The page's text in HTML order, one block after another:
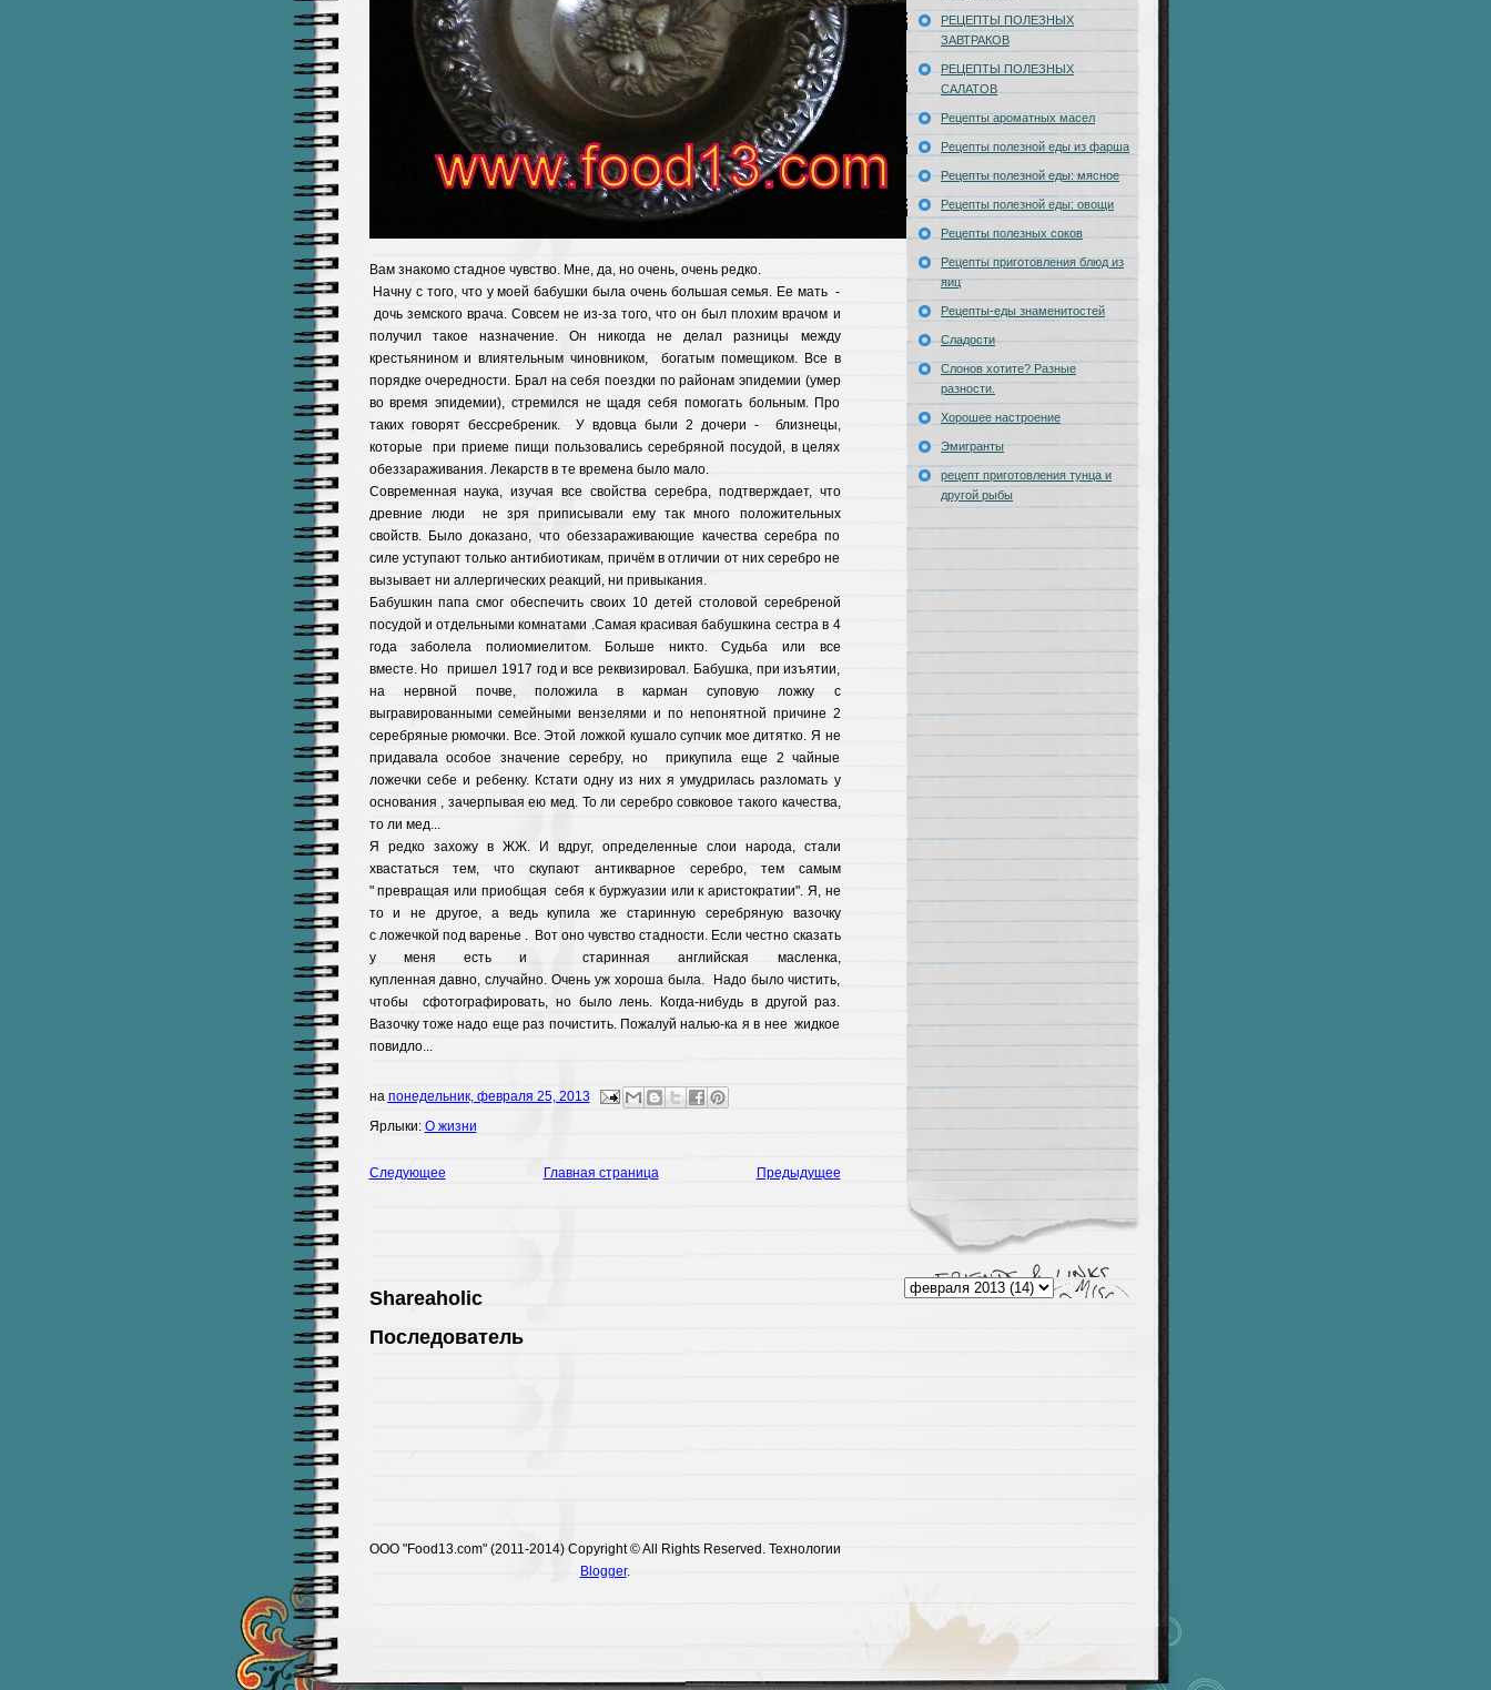
Вам знакомо стадное чувство. Мне, да, но очень, очень редко.
Начну с того, что у моей бабушки была очень большая семья. Ее мать -
дочь земского врача. Совсем не из-за того, что он был плохим врачом и
получил такое назначение. Он никогда не делал разницы между
крестьянином и влиятельным чиновником, богатым помещиком. Все в
порядке очередности. Брал на себя поездки по районам эпидемии (умер
во время эпидемии), стремился не щадя себя помогать больным. Про
таких говорят бессребреник. У вдовца были 2 дочери - близнецы,
которые при приеме пищи пользовались серебряной посудой, в целях
обеззараживания. Лекарств в те времена было мало.
Современная наука, изучая все свойства серебра, подтверждает, что
древние люди не зря приписывали ему так много положительных
свойств. Было доказано, что обеззараживающие качества серебра по
силе уступают только антибиотикам, причём в отличии от них серебро не
вызывает ни аллергических реакций, ни привыкания.
Бабушкин папа смог обеспечить своих 10 детей столовой серебреной
посудой и отдельными комнатами .Самая красивая бабушкина сестра в 4
года заболела полиомиелитом. Больше никто. Судьба или все
вместе. Но пришел 1917 год и все реквизировал. Бабушка, при изъятии,
на нервной почве, положила в карман суповую ложку с
выгравированными семейными вензелями и по непонятной причине 2
серебряные рюмочки. Все. Этой ложкой кушало супчик мое дитятко. Я не
придавала особое значение серебру, но прикупила еще 2 чайные
ложечки себе и ребенку. Кстати одну из них я умудрилась разломать у
основания , зачерпывая ею мед. То ли серебро совковое такого качества,
то ли мед...
Я редко захожу в ЖЖ. И вдруг, определенные слои народа, стали
хвастаться тем, что скупают антикварное серебро, тем самым
" превращая или приобщая себя к буржуазии или к аристократии". Я, не
то и не другое, а ведь купила же старинную серебряную вазочку
с ложечкой под варенье . Вот оно чувство стадности. Если честно сказать
у меня есть и старинная английская масленка,
купленная давно, случайно. Очень уж хороша была. Надо было чистить,
чтобы сфотографировать, но было лень. Когда-нибудь в другой раз.
Вазочку тоже надо еще раз почистить. Пожалуй налью-ка я в нее жидкое
повидло...
на понедельник, февраля 25, 2013
Ярлыки: О жизни
Следующее Предыдущее
Главная страница
Shareaholic
Последователь
ООО "Food13.com" (2011-2014) Copyright © All Rights Reserved. Технологии
Blogger.
РЕЦЕПТЫ ПОЛЕЗНЫХ
ЗАВТРАКОВ
РЕЦЕПТЫ ПОЛЕЗНЫХ
САЛАТОВ
Рецепты ароматных масел
Рецепты полезной еды из фарша
Рецепты полезной еды: мясное
Рецепты полезной еды: овощи
Рецепты полезных соков
Рецепты приготовления блюд из
яиц
Рецепты-еды знаменитостей
Сладости
Слонов хотите? Разные
разности.
Хорошее настроение
Эмигранты
рецепт приготовления тунца и
другой рыбы